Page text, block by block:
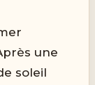
une
soleil